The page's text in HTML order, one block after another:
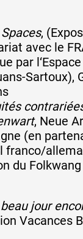
vidéo
,
avec le
par
Sartoux),
, Neue
(en
franco/
du
jour
Vacances